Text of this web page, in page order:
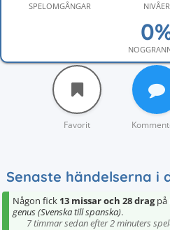
SPELOMGÅNGAR NIVÅER
Favorit
Senaste händelserna i
Någon fick 13 missar och 28 dragpå
genus (Svenska till spanska).
7 timmar sedan efter 2 minuters